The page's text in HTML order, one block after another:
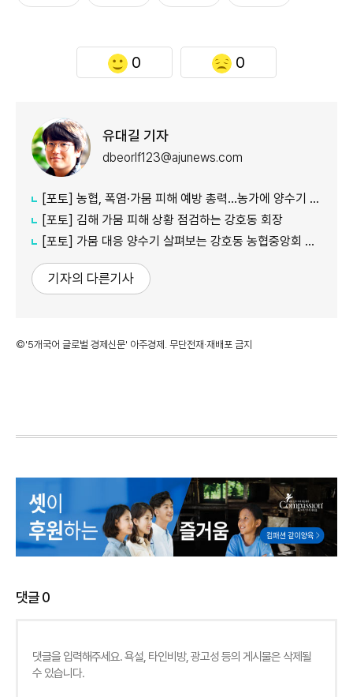
0 0
유대길 기자
dbeorlf123@ajunews.com
[포토] 농협, 폭염·가뭄 피해 예방 총력…농가에 양수기 지원
[포토] 김해 가뭄 피해 상황 점검하는 강호동 회장
[포토] 가뭄 대응 양수기 살펴보는 강호동 농협중앙회 회장
기자의 다른기사
©'5개국어 글로벌 경제신문' 아주경제. 무단전재·재배포 금지
댓글0